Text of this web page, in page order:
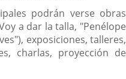
podrán verse obras
a dar la talla, "Penélope
exposiciones, talleres,
charlas, proyección de